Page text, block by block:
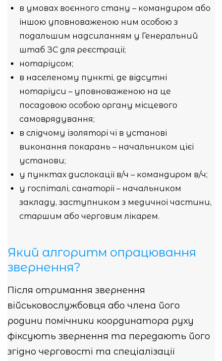
в умовах воєнного стану – командиром або
іншою уповноваженою ним особою з
подальшим надсиланням у Генеральний
штаб ЗС для реєстрації;
нотаріусом;
в населеному пункті, де відсутні
нотаріуси – уповноваженою на це
посадовою особою органу місцевого
самоврядування;
в слідчому ізоляторі чі в установі
виконання покарань – начальником цієї
установи;
у пунктах дислокації в/ч – командиром в/ч;
у госпіталі, санаторії – начальником
закладу, заступником з медичної частини,
старшим або черговим лікарем.
Який алгоритм опрацювання
звернення?
Після отримання звернення
військовослужбовця або члена його
родини помічники координатора руху
фіксують звернення та передають його
згідно черговості та спеціалізації